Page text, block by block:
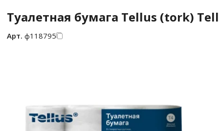
Туалетная бумага Tellus (tork)
Арт. ф118795